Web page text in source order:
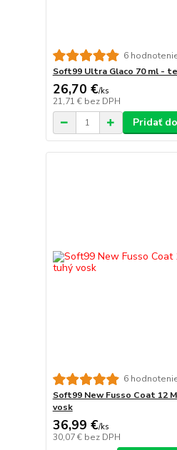
6
Soft99 Ultra Glaco 70 ml -
26,70 €/ks
21,71 € bez DPH
Pridať
6
Soft99 New Fusso Coat 12
vosk
36,99 €/ks
30,07 € bez DPH